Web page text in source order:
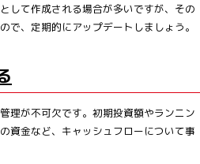
して作成される場合が多いですが、その
で、定期的にアップデートしましょう。
理が不可欠です。初期投資額やランニン
資金など、キャッシュフローについて事